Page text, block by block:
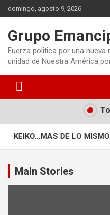
Saltar
al
domingo, agosto 9, 2026
Grupo
Fuerza politica por una nueva
unidad de Nuestra América
DE LO MISMO…Y PEOR
Main Stories